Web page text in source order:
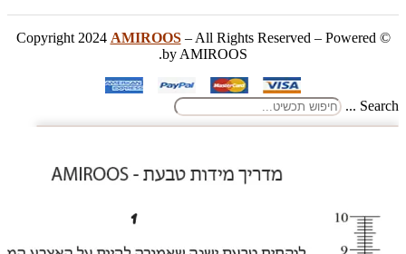
© Copyright 2024
AMIROOS– All Rights Reserved – Powered
by AMIROOS.
Search ...